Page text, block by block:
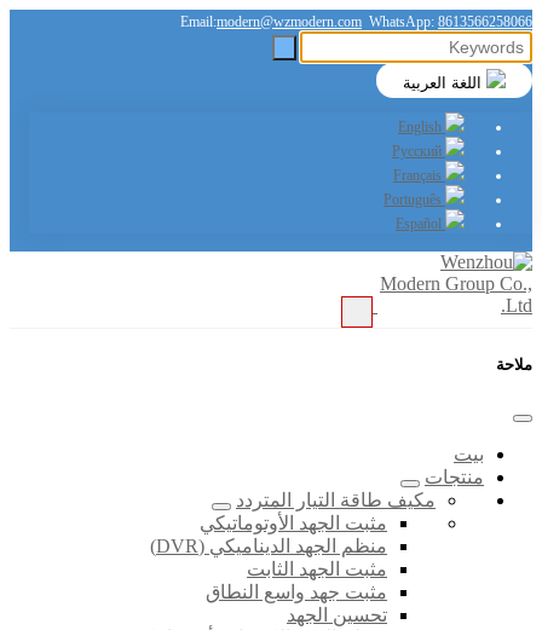
Email:modern@wzmodern.com WhatsApp: 8613566258066
ملاحة
بيت
منتجات
مكيف طاقة التيار المتردد
مثبت الجهد الأوتوماتيكي
منظم الجهد الديناميكي (DVR)
مثبت الجهد الثابت
مثبت جهد واسع النطاق
تحسين الجهد